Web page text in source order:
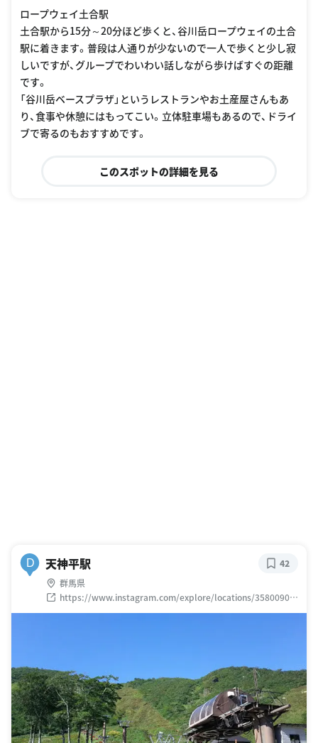
ロープウェイ土合駅
土合駅から15分～20分ほど歩くと、谷川岳ロープウェイの土合
駅に着きます。普段は人通りが少ないので一人で歩くと少し寂
しいですが、グループでわいわい話しながら歩けばすぐの距離
です。
「谷川岳ベースプラザ」というレストランやお土産屋さんもあ
り、食事や休憩にはもってこい。立体駐車場もあるので、ドライ
ブで寄るのもおすすめです。
このスポットの詳細を見る
D 天神平駅
群馬県
https://www.instagram.com/explore/locations/35800903
0
42